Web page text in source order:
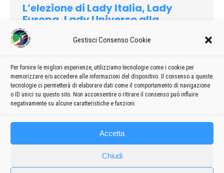
Gestisci Consenso Cookie
Per fornire le migliori esperienze, utilizziamo tecnologie come i cookie per
memorizzare e/o accedere alle informazioni del dispositivo. Il consenso a queste
tecnologie ci permetterà di elaborare dati come il comportamento di navigazione
o ID unici su questo sito. Non acconsentire o ritirare il consenso può influire
negativamente su alcune caratteristiche e funzioni.
Accetta
Chiudi
L’elezione di Lady Italia, Lady
Europa, Lady Universo alla
presenza delle Frecce Tricolori
1982
cronaca dell’elezione di Lady Italia, Lady Europa e Lady
Universo svoltasi a Rimini nel settembre 1982